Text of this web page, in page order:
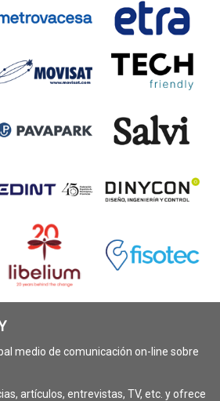
medio de comunicación on-line sobre
artículos, entrevistas, TV, etc. y ofrece